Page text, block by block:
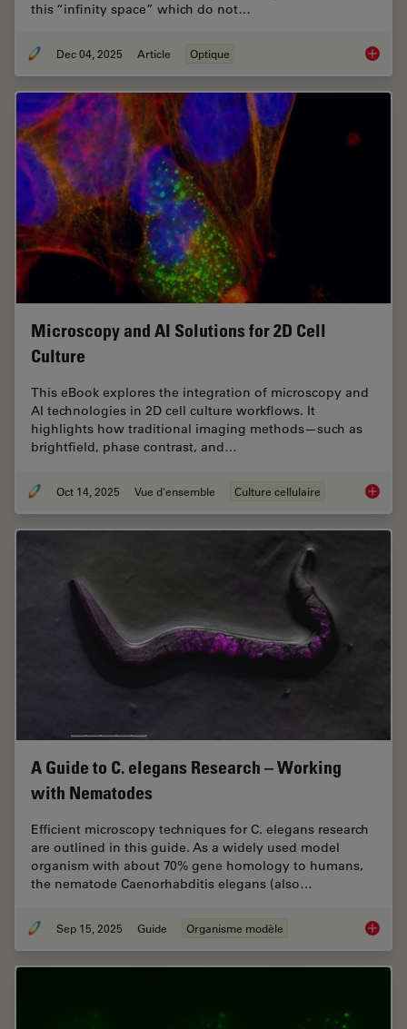
this “infinity space” which do not…
Dec 04, 2025 Article Optique Infinity
Microscopy and AI Solutions for 2D Cell
Culture
This eBook explores the integration of microscopy and
AI technologies in 2D cell culture workflows. It
highlights how traditional imaging methods—such as
brightfield, phase contrast, and…
Oct 14, 2025 Vue d'ensemble Culture cellulaire
A Guide to C. elegans Research – Working
with Nematodes
Efficient microscopy techniques for C. elegans research
are outlined in this guide. As a widely used model
organism with about 70% gene homology to humans,
the nematode Caenorhabditis elegans (also…
Sep 15, 2025 Guide Organisme modèle A